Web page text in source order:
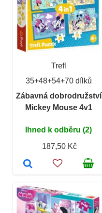
Trefl
35+48+54+70 dílků
Zábavná dobrodružství
Mickey Mouse 4v1
Ihned k odběru (2)
187,50 Kč